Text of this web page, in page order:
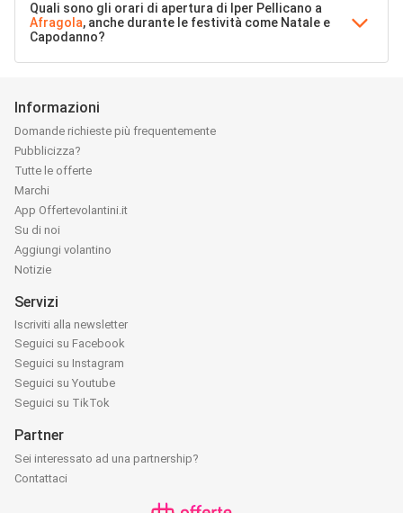
Quali sono gli orari di apertura di Iper Pellicano a
Afragola, anche durante le festività come Natale e
Capodanno?
Informazioni
Domande richieste più frequentemente
Pubblicizza?
Tutte le offerte
Marchi
App Offertevolantini.it
Su di noi
Aggiungi volantino
Notizie
Servizi
Iscriviti alla newsletter
Seguici su Facebook
Seguici su Instagram
Seguici su Youtube
Seguici su TikTok
Partner
Sei interessato ad una partnership?
Contattaci